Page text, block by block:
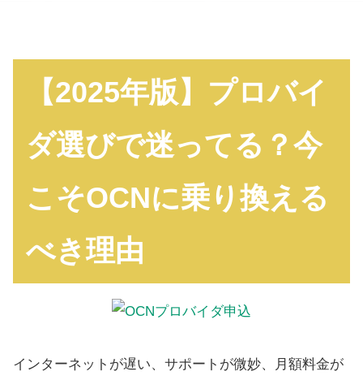
【2025年版】プロバイ
ダ選びで迷ってる？今
こそOCNに乗り換える
べき理由
インターネットが遅い、サポートが微妙、月額料金が